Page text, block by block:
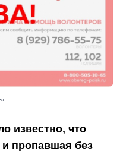
известно, что
и пропавшая без